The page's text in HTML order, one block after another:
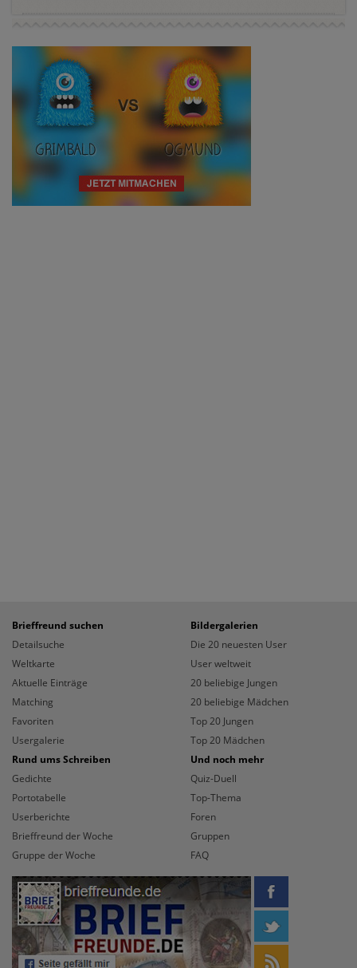
Brieffreund suchen
Detailsuche
Weltkarte
Aktuelle Einträge
Matching
Favoriten
Usergalerie
Bildergalerien
Die 20 neuesten User
User weltweit
20 beliebige Jungen
20 beliebige Mädchen
Top 20 Jungen
Top 20 Mädchen
Rund ums Schreiben
Gedichte
Portotabelle
Userberichte
Brieffreund der Woche
Gruppe der Woche
Und noch mehr
Quiz-Duell
Top-Thema
Foren
Gruppen
FAQ